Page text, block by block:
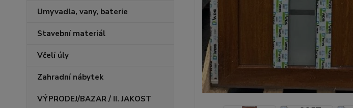
Umyvadla, vany, baterie
Stavební materiál
Včelí úly
Zahradní nábytek
VÝPRODEJ/BAZAR / II. JAKOST